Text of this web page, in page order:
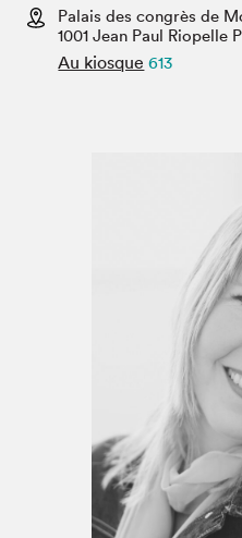
Espace enseignant·e·s
Espace pro
Palais des congrès de
1001 Jean Paul Riopelle
Au kiosque 613